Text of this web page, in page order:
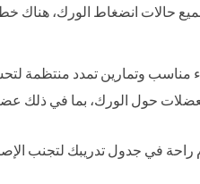
حالات انضغاط الورك، هناك
مناسب وتمارين تمدد منتظمة
حول الورك، بما في ذلك
راحة في جدول تدريبك لتجنب